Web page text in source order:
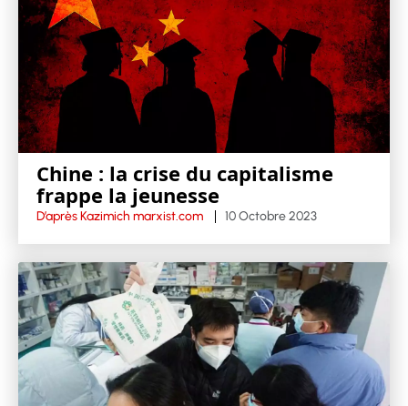
Chine : la crise du capitalisme
frappe la jeunesse
D’après Kazimich marxist.com 10 Octobre 2023